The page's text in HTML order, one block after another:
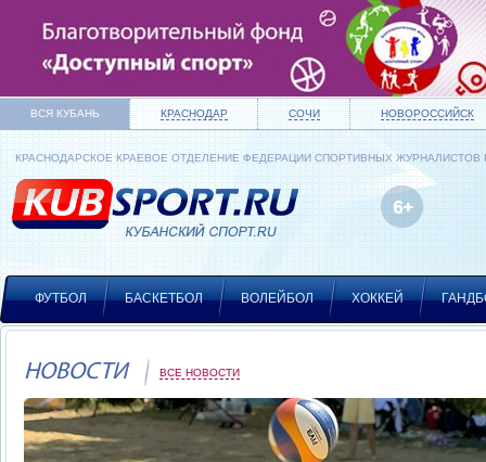
ВСЯ КУБАНЬ КРАСНОДАР СОЧИ НОВОРОССИЙСК
КРАСНОДАРСКОЕ КРАЕВОЕ ОТДЕЛЕНИЕ ФЕДЕРАЦИИ СПОРТИВНЫХ ЖУРНАЛИСТОВ
ФУТБОЛ БАСКЕТБОЛ ВОЛЕЙБОЛ ХОККЕЙ
НОВОСТИ ВСЕ НОВОСТИ